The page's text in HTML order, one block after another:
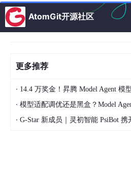
虚拟同步发电机控制系统：MATLAB/
及说明报告，仿真结果良好。 说明报
网逆变器的基本原理和常见的控制方
标系下并网逆变器的数学模型。 第三
AtomGit开源社区
更多推荐
· 14.4 万奖金！昇腾 Model Agent 模型
· 模型适配调优还是黑盒？Model Agent
· G-Star 新成员｜灵初智能 PsiBot 携开源具身